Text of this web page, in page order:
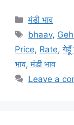
Categories
मंडी भाव
Tags
bhaav,
Price, Rate,गेहूँ
भाव,मंडी भाव
Leave a